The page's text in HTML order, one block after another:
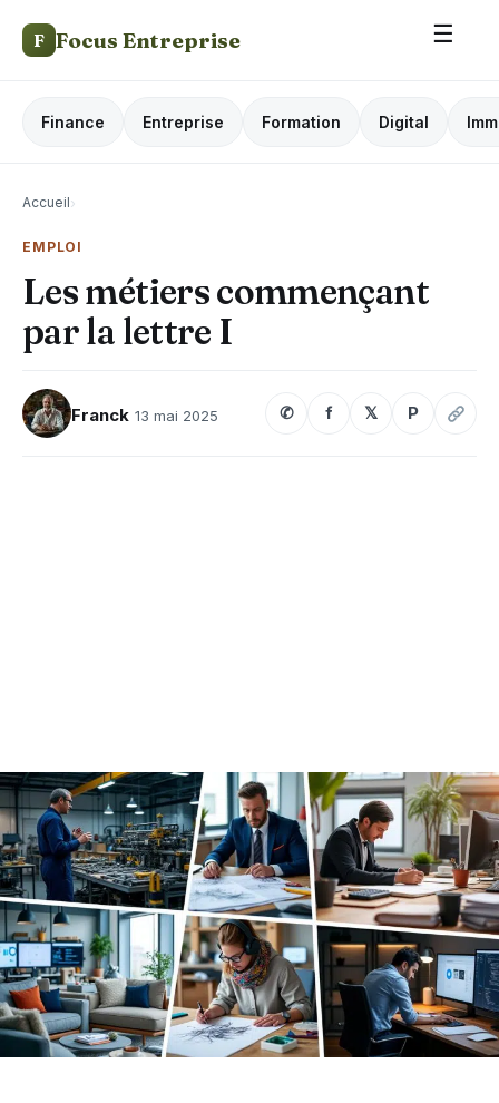
F Focus Entreprise ☰
Finance Entreprise Formation Digital
Accueil›
EMPLOI
Les métiers commençant
par la lettre I
Franck 13 mai 2025 ✆ f 𝕏 P